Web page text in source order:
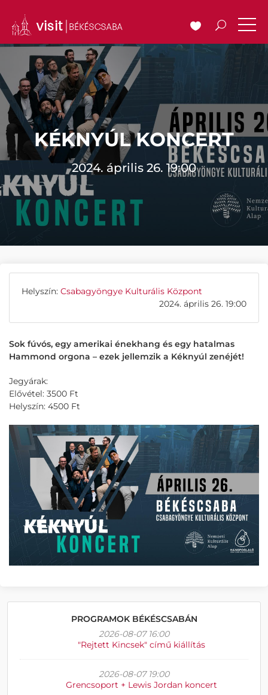
KÉKNYÚL KONCERT
2024. április 26. 19:00
Helyszín: Csabagyöngye Kulturális Központ
2024. április 26. 19:00
Sok fúvós, egy amerikai énekhang és egy hatalmas
Hammond orgona – ezek jellemzik a Kéknyúl zenéjét!
Jegyárak:
Elővétel: 3500 Ft
Helyszín: 4500 Ft
PROGRAMOK BÉKÉSCSABÁN
2026-08-07 16:00
"Rejtett Kincsek" című kiállítás
2026-08-07 19:00
Grencsoport + Lewis Jordan koncert